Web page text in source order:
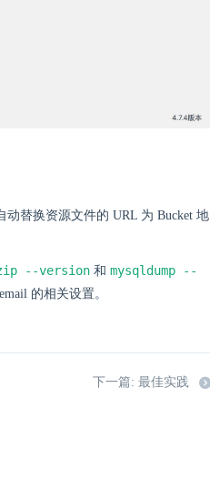
替换资源文件的 URL 为 Bucket 地
--version 和 mysqldump --
的相关设置。
下一篇: 最佳实践